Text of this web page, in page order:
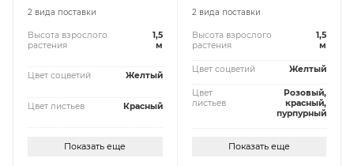
2 вида поставки
Высота взрослого
растения
1,5
м
Цвет соцветий Желтый
Цвет листьев Красный
Показать еще
2 вида поставки
Высота взрослого
растения
1,5
м
Цвет соцветий Желтый
Цвет
листьев
Розовый,
красный,
пурпурный
Показать еще